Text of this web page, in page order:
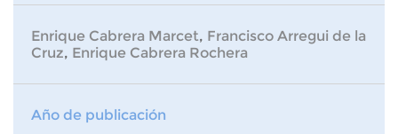
Enrique Cabrera Marcet, Francisco Arregui de la
Cruz, Enrique Cabrera Rochera
Año de publicación